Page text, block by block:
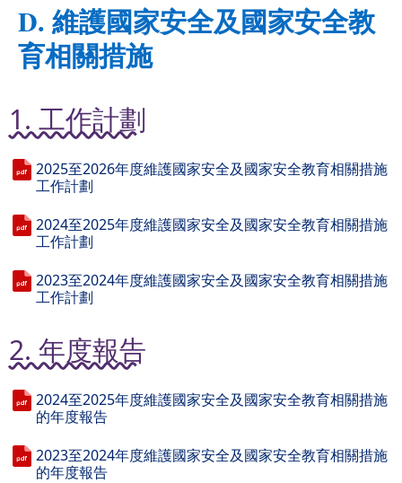
D. 維護國家安全及國家安全教
育相關措施
1. 工作計劃
2025至2026年度維護國家安全及國家安全教育相關措施
工作計劃
2024至2025年度維護國家安全及國家安全教育相關措施
工作計劃
2023至2024年度維護國家安全及國家安全教育相關措施
工作計劃
2. 年度報告
2024至2025年度維護國家安全及國家安全教育相關措施
的年度報告
2023至2024年度維護國家安全及國家安全教育相關措施
的年度報告